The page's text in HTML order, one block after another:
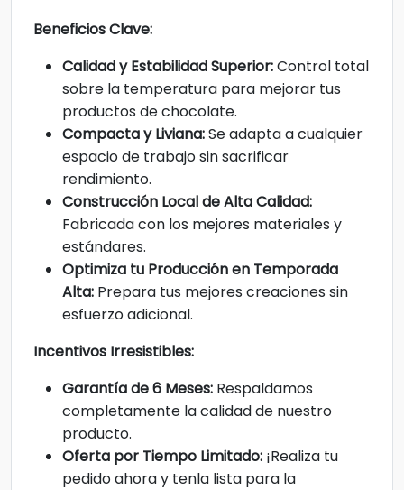
Beneficios Clave:
Calidad y Estabilidad Superior:Control total
sobre la temperatura para mejorar tus
productos de chocolate.
Compacta y Liviana:Se adapta a cualquier
espacio de trabajo sin sacrificar
rendimiento.
Construcción Local de Alta Calidad:
Fabricada con los mejores materiales y
estándares.
Optimiza tu Producción en Temporada
Alta: Prepara tus mejores creaciones sin
esfuerzo adicional.
Incentivos Irresistibles:
Garantía de 6 Meses: Respaldamos
completamente la calidad de nuestro
producto.
Oferta por Tiempo Limitado: ¡Realiza tu
pedido ahora y tenla lista para la